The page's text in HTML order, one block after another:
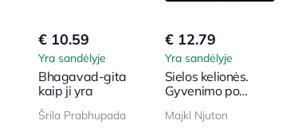
€ 10.59
Yra sandėlyje
Bhagavad-gita
kaip ji yra
Šrila Prabhupada
€ 12.79
Yra sandėlyje
Sielos kelionės.
Gyvenimo po
tyrinėjimas
Majkl Njuton